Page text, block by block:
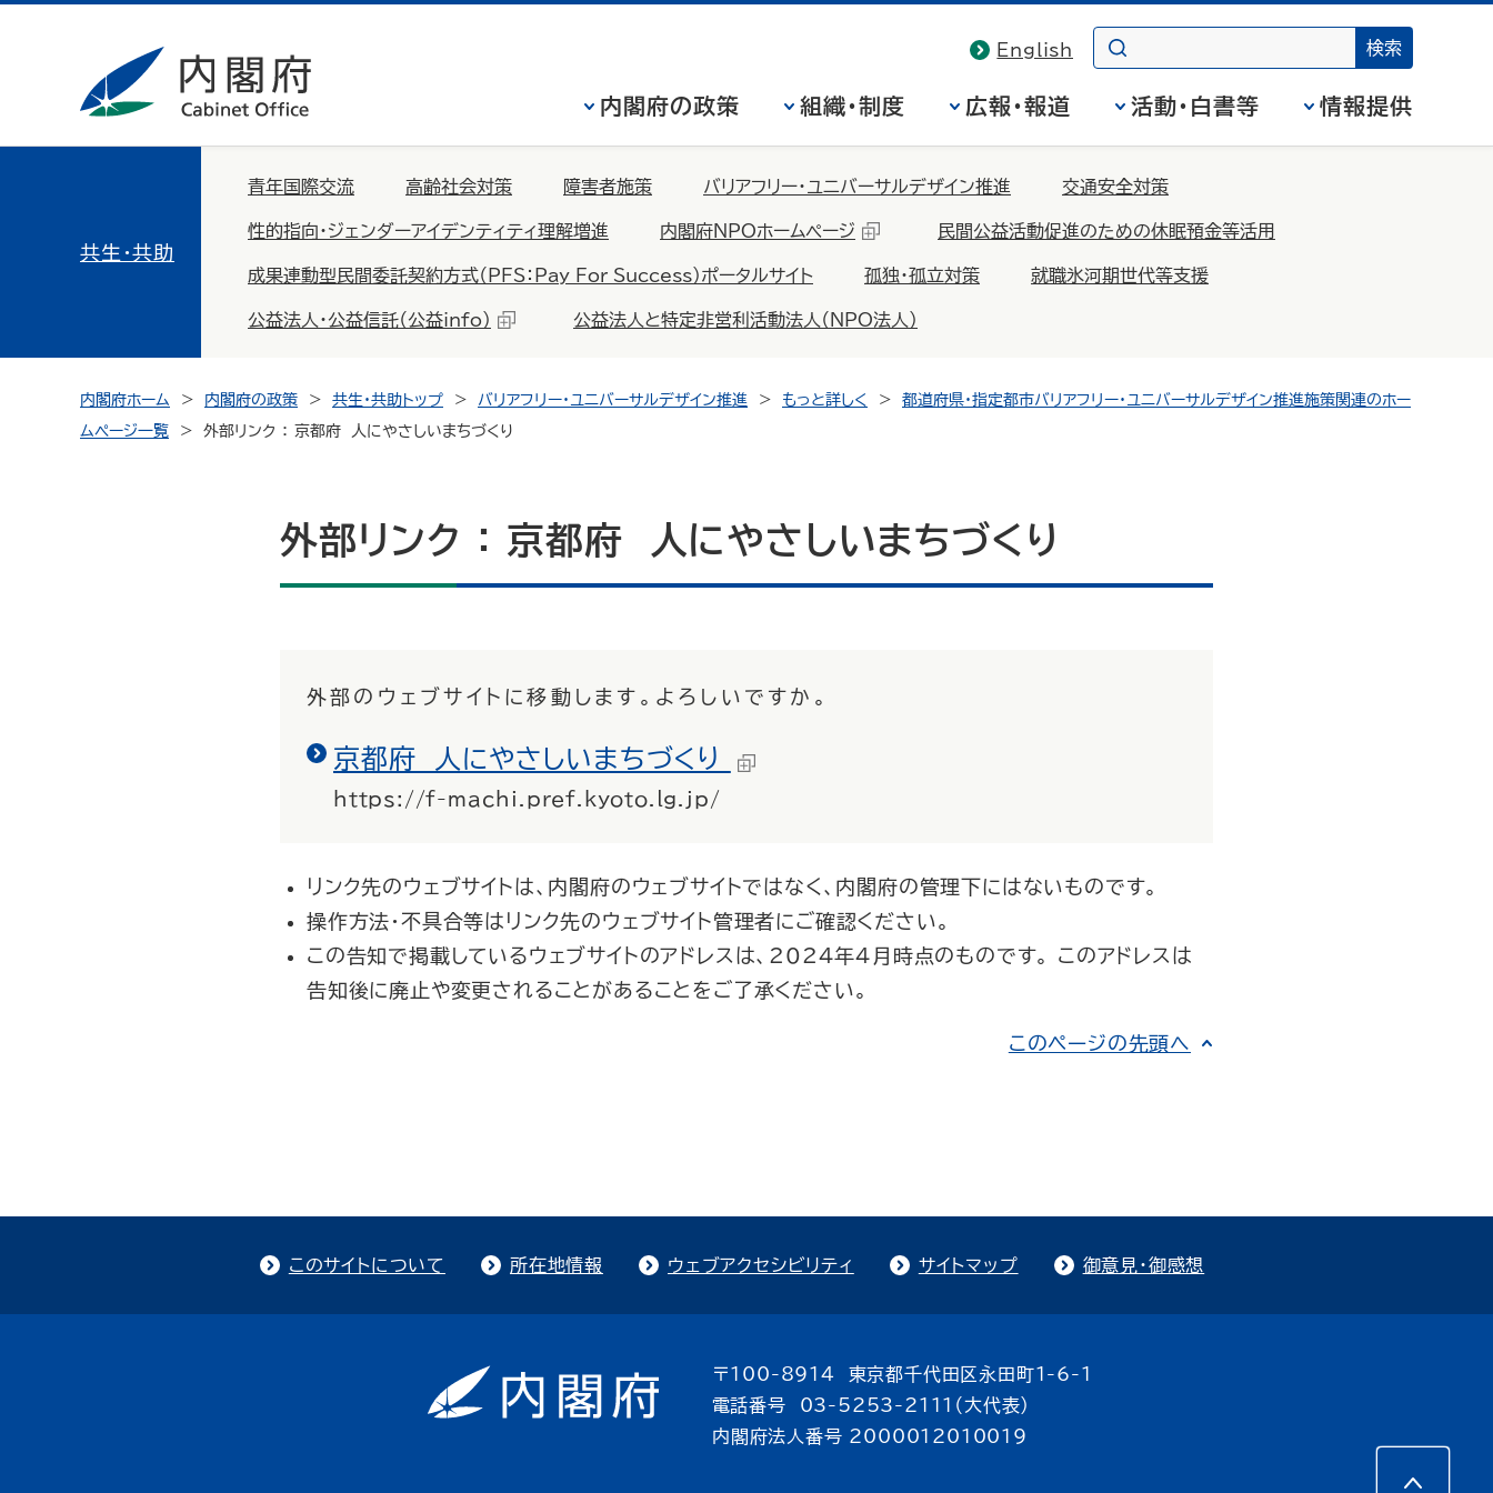
English
内閣府の政策 組織・制度 広報・報道 活動・白書等 情報提供
共生・共助
青年国際交流 高齢社会対策 障害者施策 バリアフリー・ユニバーサルデザイン推進 交通安全対策
性的指向・ジェンダーアイデンティティ理解増進 内閣府NPOホームページ 民間公益活動促進のための休眠預金等活用
成果連動型民間委託契約方式（PFS：Pay For Success）ポータルサイト 孤独・孤立対策 就職氷河期世代等支援
公益法人・公益信託（公益info） 公益法人と特定非営利活動法人（NPO法人）
内閣府ホーム 内閣府の政策 共生・共助トップ バリアフリー・ユニバーサルデザイン推進 もっと詳しく
都道府県・指定都市バリアフリー・ユニバーサルデザイン推進施策関連のホー
ムページ一覧
外部リンク ： 京都府 人にやさしいまちづくり
外部リンク ： 京都府 人にやさしいまちづくり
外部のウェブサイトに移動します。よろしいですか。
京都府 人にやさしいまちづくり
https://f-machi.pref.kyoto.lg.jp/
リンク先のウェブサイトは、内閣府のウェブサイトではなく、内閣府の管理下にはないものです。
操作方法・不具合等はリンク先のウェブサイト管理者にご確認ください。
この告知で掲載しているウェブサイトのアドレスは、2024年4月時点のものです。 このアドレスは
告知後に廃止や変更されることがあることをご了承ください。
このページの先頭へ
このサイトについて 所在地情報 ウェブアクセシビリティ サイトマップ 御意見・御感想
〒100-8914 東京都千代田区永田町1-6-1
電話番号 03-5253-2111（大代表）
内閣府法人番号 2000012010019